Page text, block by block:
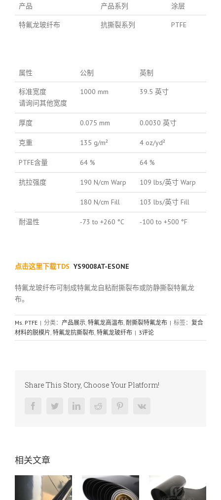
产品 产品系列 涂层
特氟龙玻纤布 抗撕裂系列 PTFE
属性 公制 英制
标准宽度
请询问其他宽度
1000 mm 39.5 英寸
厚度 0.075 mm 0.0030 英寸
克重 135 g/m² 4 oz/yd²
PTFE含量 64 % 64 %
抗拉强度 190 N/cm Warp 109 lbs/英寸 Warp
180 N/cm Fill 103 lbs/英寸 Fill
耐温性 -73 to +260 °C -100 to +500 °F
点击这里下载TDS YS9008AT-ESONE
特氟龙玻纤布可制成特氟龙自粘耐撕裂布或防静撕裂特氟龙
布。
Ms. PTFE | 分类： 产品展示 特氟龙高温布 耐撕裂特氟龙布 | 标签： 复合
材料的脱模片 特氟龙抗撕裂布 特氟龙玻纤布 | 3评论
Share This Story, Choose Your Platform!
FacebookTwitterLinkedInReddit PinterestVk
相关文章